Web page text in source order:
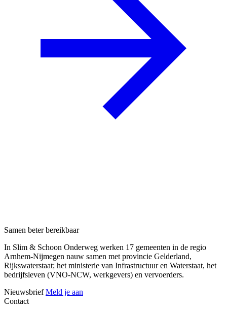
Samen beter bereikbaar
In Slim & Schoon Onderweg werken 17 gemeenten in de regio
Arnhem-Nijmegen nauw samen met provincie Gelderland,
Rijkswaterstaat; het ministerie van Infrastructuur en Waterstaat, het
bedrijfsleven (VNO-NCW, werkgevers) en vervoerders.
Nieuwsbrief Meld je aan
Contact